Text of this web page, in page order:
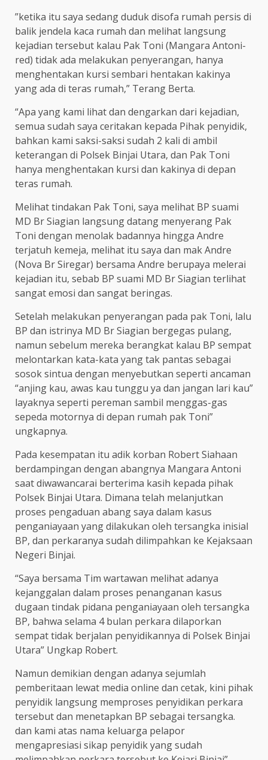
”ketika itu saya sedang duduk disofa rumah persis di
balik jendela kaca rumah dan melihat langsung
kejadian tersebut kalau Pak Toni (Mangara Antoni-
red) tidak ada melakukan penyerangan, hanya
menghentakan kursi sembari hentakan kakinya
yang ada di teras rumah,” Terang Berta.
“Apa yang kami lihat dan dengarkan dari kejadian,
semua sudah saya ceritakan kepada Pihak penyidik,
bahkan kami saksi-saksi sudah 2 kali di ambil
keterangan di Polsek Binjai Utara, dan Pak Toni
hanya menghentakan kursi dan kakinya di depan
teras rumah.
Melihat tindakan Pak Toni, saya melihat BP suami
MD Br Siagian langsung datang menyerang Pak
Toni dengan menolak badannya hingga Andre
terjatuh kemeja, melihat itu saya dan mak Andre
(Nova Br Siregar) bersama Andre berupaya melerai
kejadian itu, sebab BP suami MD Br Siagian terlihat
sangat emosi dan sangat beringas.
Setelah melakukan penyerangan pada pak Toni, lalu
BP dan istrinya MD Br Siagian bergegas pulang,
namun sebelum mereka berangkat kalau BP sempat
melontarkan kata-kata yang tak pantas sebagai
sosok sintua dengan menyebutkan seperti ancaman
“anjing kau, awas kau tunggu ya dan jangan lari kau”
layaknya seperti pereman sambil menggas-gas
sepeda motornya di depan rumah pak Toni”
ungkapnya.
Pada kesempatan itu adik korban Robert Siahaan
berdampingan dengan abangnya Mangara Antoni
saat diwawancarai berterima kasih kepada pihak
Polsek Binjai Utara. Dimana telah melanjutkan
proses pengaduan abang saya dalam kasus
penganiayaan yang dilakukan oleh tersangka inisial
BP, dan perkaranya sudah dilimpahkan ke Kejaksaan
Negeri Binjai.
“Saya bersama Tim wartawan melihat adanya
kejanggalan dalam proses penanganan kasus
dugaan tindak pidana penganiayaan oleh tersangka
BP, bahwa selama 4 bulan perkara dilaporkan
sempat tidak berjalan penyidikannya di Polsek Binjai
Utara” Ungkap Robert.
Namun demikian dengan adanya sejumlah
pemberitaan lewat media online dan cetak, kini pihak
penyidik langsung memproses penyidikan perkara
tersebut dan menetapkan BP sebagai tersangka.
dan kami atas nama keluarga pelapor
mengapresiasi sikap penyidik yang sudah